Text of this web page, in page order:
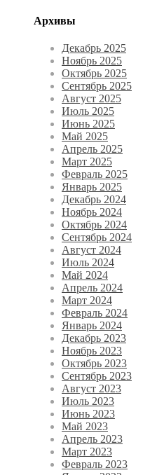
Архивы
Декабрь 2025
Ноябрь 2025
Октябрь 2025
Сентябрь 2025
Август 2025
Июль 2025
Июнь 2025
Май 2025
Апрель 2025
Март 2025
Февраль 2025
Январь 2025
Декабрь 2024
Ноябрь 2024
Октябрь 2024
Сентябрь 2024
Август 2024
Июль 2024
Май 2024
Апрель 2024
Март 2024
Февраль 2024
Январь 2024
Декабрь 2023
Ноябрь 2023
Октябрь 2023
Сентябрь 2023
Август 2023
Июль 2023
Июнь 2023
Май 2023
Апрель 2023
Март 2023
Февраль 2023